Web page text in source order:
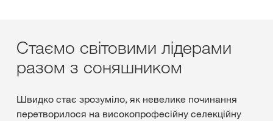
Стаємо світовими лідерами
разом з соняшником
Швидко стає зрозуміло, як невелике починання
перетворилося на високопрофесійну селекційну